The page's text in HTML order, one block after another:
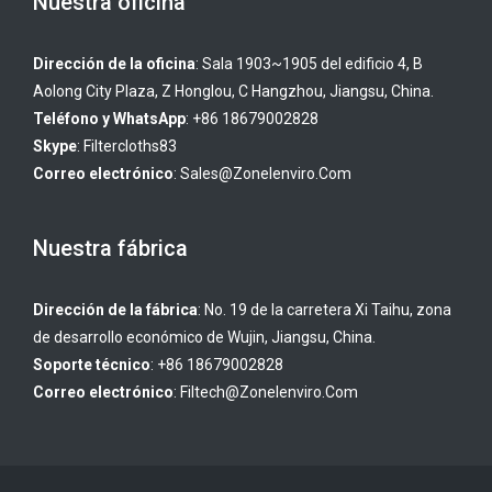
Dirección de la oficina: Sala 1903~1905 del edificio 4, B
Aolong City Plaza, Z Honglou, C Hangzhou, Jiangsu, China.
Teléfono y WhatsApp: +86 18679002828
Skype: Filtercloths83
Correo electrónico: Sales@zonelenviro.com
Nuestra fábrica
Dirección de la fábrica: No. 19 de la carretera Xi Taihu, zona
de desarrollo económico de Wujin, Jiangsu, China.
Soporte técnico: +86 18679002828
Correo electrónico: Filtech@zonelenviro.com